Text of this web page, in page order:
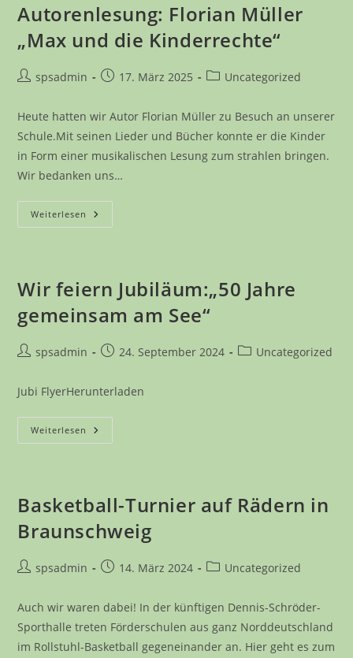
Autorenlesung: Florian Müller
„Max und die Kinderrechte“
Beitrags-
spsadmin
Beitrag17. März 2025
Beitrags-
Uncategorized
Heute hatten wir Autor Florian Müller zu Besuch an unserer
Schule.Mit seinen Lieder und Bücher konnte er die Kinder
in Form einer musikalischen Lesung zum strahlen bringen.
Wir bedanken uns…
Weiterlesen Autorenlesung:
Florian
Kinderrechte“
Wir feiern Jubiläum:„50 Jahre
gemeinsam am See“
Beitrags-
spsadmin
Beitrag24. September 2024
Beitrags-
Uncategorized
Jubi FlyerHerunterladen
Weiterlesen Wir
Feiern
Am
See“
Basketball-Turnier auf Rädern in
Braunschweig
Beitrags-
spsadmin
Beitrag14. März 2024
Beitrags-
Uncategorized
Auch wir waren dabei! In der künftigen Dennis-Schröder-
Sporthalle treten Förderschulen aus ganz Norddeutschland
im Rollstuhl-Basketball gegeneinander an. Hier geht es zum